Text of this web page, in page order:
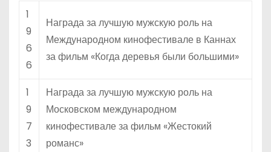
1
9
6
6
Награда за лучшую мужскую роль на
Международном кинофестивале в Каннах
за фильм «Когда деревья были большими»
1
9
7
3
Награда за лучшую мужскую роль на
Московском международном
кинофестивале за фильм «Жестокий
романс»